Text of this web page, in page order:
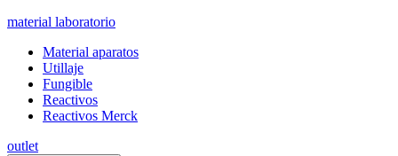
material laboratorio
Material aparatos
Utillaje
Fungible
Reactivos
Reactivos Merck
outlet